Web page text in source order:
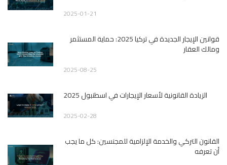
2025-01-21
قوانين الإيجار الجديدة في تركيا 2025: حماية المستثمر
ومالك العقار
2025-08-25
الزيادة القانونية لأسعار الإيجارات في اسطنبول 2025
2025-02-28
القانون التركي والخدمة الإلزامية للمجنسين: كل ما يجب
أن تعرفه